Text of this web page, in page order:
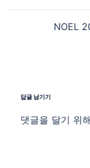
NOEL
답글 남기기
댓글을 달기 위